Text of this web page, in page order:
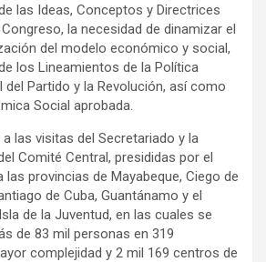
las Ideas, Conceptos y Directrices
la necesidad de dinamizar el
del modelo económico y social,
los Lineamientos de la Política
del Partido y la Revolución, así como
Social aprobada.
las visitas del Secretariado y la
Comité Central, presididas por el
las provincias de Mayabeque, Ciego de
de Cuba, Guantánamo y el
de la Juventud, en las cuales se
de 83 mil personas en 319
complejidad y 2 mil 169 centros de